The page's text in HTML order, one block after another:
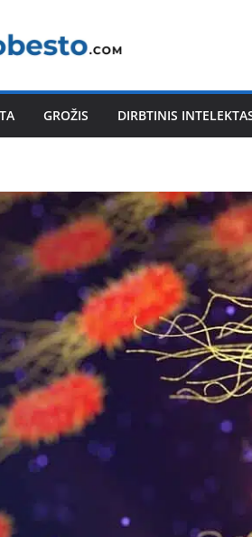
GROŽIS DIRBTINIS